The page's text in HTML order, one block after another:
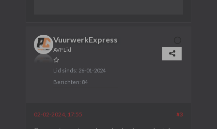
VuurwerkExpress
AVP Lid
Lid sinds: 26-01-2024
Berichten: 84
#3
02-02-2024, 17:55